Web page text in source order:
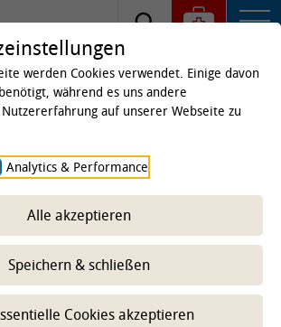
wählen --
Anforderungen an die
werden Cookies verwendet. Einige davon
während es uns andere
auf unserer Webseite zu
Analytics & Performance
Alle akzeptieren
Speichern & schließen
Cookies akzeptieren